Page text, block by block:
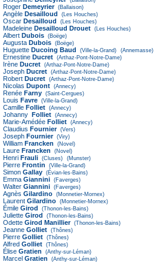
Roger Demeyrier (Ballaison)
Angèle Desailloud (Les Houches)
Oscar Desailloud (Les Houches)
Madeleine Desailloud Drouet (Les Houches)
Albert Dubois (Boëge)
Augusta Dubois (Boëge)
Huguette Ducoing Baud (Ville-la-Grand) (Annemasse)
Ernestine Ducret (Arthaz-Pont-Notre-Dame)
Irène Ducret (Arthaz-Pont-Notre-Dame)
Joseph Ducret (Arthaz-Pont-Notre-Dame)
Robert Ducret (Arthaz-Pont-Notre-Dame)
Nicolas Dupont (Annecy)
Renée Farny (Saint-Cergues)
Louis Favre (Ville-la-Grand)
Camille Folliet (Annecy)
Johanny Folliet (Annecy)
Marie-Amédée Folliet (Annecy)
Claudius Fournier (Vers)
Joseph Fournier (Viry)
William Francken (Novel)
Laure Francken (Novel)
Henri Frauli (Cluses) (Munster)
Pierre Frontin (Ville-la-Grand)
Simon Gallay (Évian-les-Bains)
Emma Giannini (Faverges)
Walter Giannini (Faverges)
Agnès Gilardino (Monnetier-Mornex)
Laurent Gilardino (Monnetier-Mornex)
Émile Girod (Thonon-les-Bains)
Juliette Girod (Thonon-les-Bains)
Odette Girod Manillier (Thonon-les-Bains)
Jeanne Golliet (Thônes)
Pierre Golliet (Thônes)
Alfred Golliet (Thônes)
Élise Gratien (Anthy-sur-Léman)
Marcel Gratien (Anthy-sur-Léman)